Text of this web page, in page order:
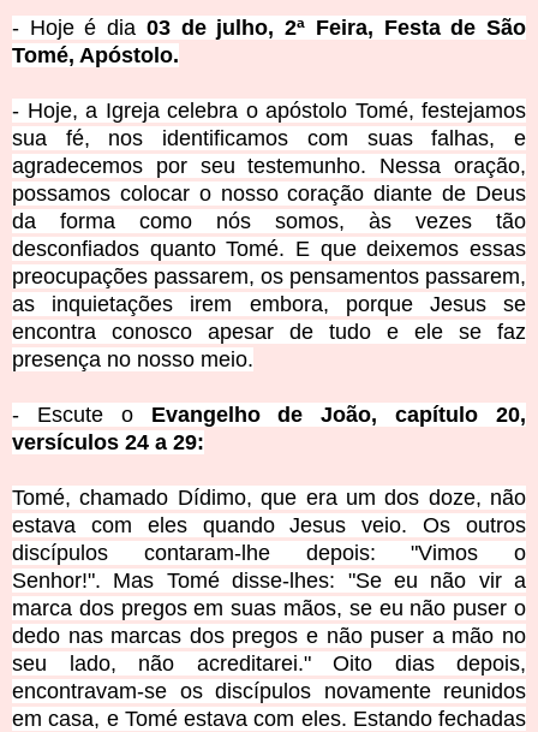
- Hoje é dia 03 de julho, 2ª Feira, Festa de São
Tomé, Apóstolo.
- Hoje, a Igreja celebra o apóstolo Tomé, festejamos
sua fé, nos identificamos com suas falhas, e
agradecemos por seu testemunho. Nessa oração,
possamos colocar o nosso coração diante de Deus
da forma como nós somos, às vezes tão
desconfiados quanto Tomé. E que deixemos essas
preocupações passarem, os pensamentos passarem,
as inquietações irem embora, porque Jesus se
encontra conosco apesar de tudo e ele se faz
presença no nosso meio.
- Escute o Evangelho de João, capítulo 20,
versículos 24 a 29:
Tomé, chamado Dídimo, que era um dos doze, não
estava com eles quando Jesus veio.Os outros
discípulos contaram-lhe depois: "Vimos o
Senhor!". Mas Tomé disse-lhes: "Se eu não vir a
marca dos pregos em suas mãos, se eu não puser o
dedo nas marcas dos pregos e não puser a mão no
seu lado, não acreditarei." Oito dias depois,
encontravam-se os discípulos novamente reunidos
em casa, e Tomé estava com eles. Estando fechadas